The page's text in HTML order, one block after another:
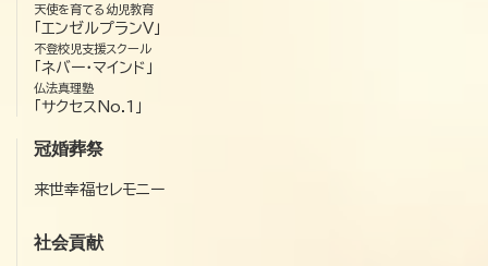
天使を育てる幼児教育
「エンゼルプランV」
不登校児支援スクール
「ネバー・マインド」
仏法真理塾
「サクセスNo.1」
冠婚葬祭
来世幸福セレモニー
社会貢献